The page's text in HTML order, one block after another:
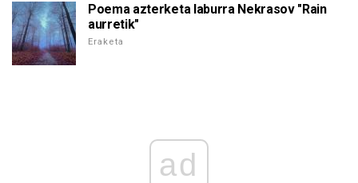
Poema azterketa laburra Nekrasov "Rain
aurretik"
Eraketa
ad